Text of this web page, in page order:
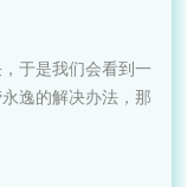
于是我们会看到一
逸的解决办法，那